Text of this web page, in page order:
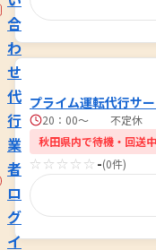
合
わ
せ
代
行
業
者
ロ
グ
イ
プライム運転代行サ
20：00～ 不定休
秋田県内で待機・回送中
☆☆☆☆☆ -(0件)